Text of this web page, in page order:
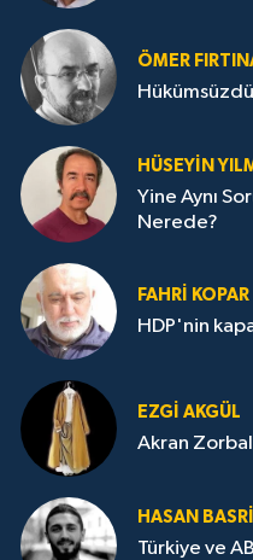
ÖMER
HÜSEYIN
Yine Aynı
Nerede?
FAHRI KOPAR
HDP'nin
EZGI AKGÜL
Akran
HASAN
Türkiye ve